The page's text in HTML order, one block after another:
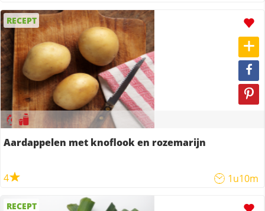
RECEPT
Aardappelen met knoflook en rozemarijn
4 1u10m
RECEPT